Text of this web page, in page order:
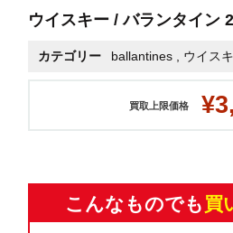
ウイスキー / バランタイン
カテゴリー ballantines ウイス
買取上限価格
こんなものでも 買